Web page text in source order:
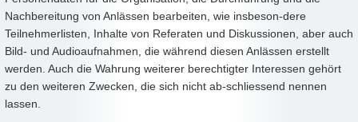
Nachbereitung von Anlässen bearbeiten, wie insbeson-dere
Teilnehmerlisten, Inhalte von Referaten und Diskussionen, aber auch
Bild- und Audioaufnahmen, die während diesen Anlässen erstellt
werden. Auch die Wahrung weiterer berechtigter Interessen gehört
zu den weiteren Zwecken, die sich nicht ab-schliessend nennen
lassen.